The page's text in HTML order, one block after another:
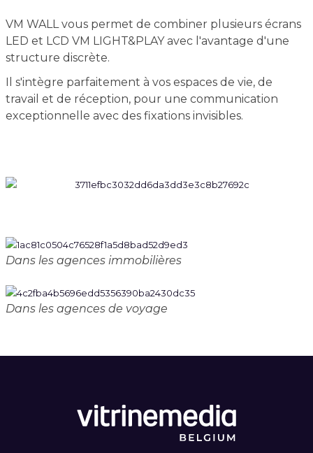
VM WALL vous permet de combiner plusieurs écrans
LED et LCD VM LIGHT&PLAY avec l'avantage d'une
structure discrète.
Il s'intègre parfaitement à vos espaces de vie, de
travail et de réception, pour une communication
exceptionnelle avec des fixations invisibles.
Dans les agences immobilières
Dans les agences de voyage